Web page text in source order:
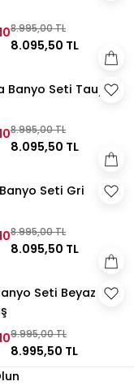
8.995,00 TL
8.095,50 TL
Banyo Seti Taupe
8.995,00 TL
8.095,50 TL
Seti Gri
8.995,00 TL
8.095,50 TL
Seti Beyaz
9.995,00 TL
8.995,50 TL